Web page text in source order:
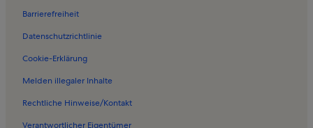
Barrierefreiheit
Datenschutzrichtlinie
Cookie-Erklärung
Melden illegaler Inhalte
Rechtliche Hinweise/Kontakt
Verantwortlicher Eigentümer